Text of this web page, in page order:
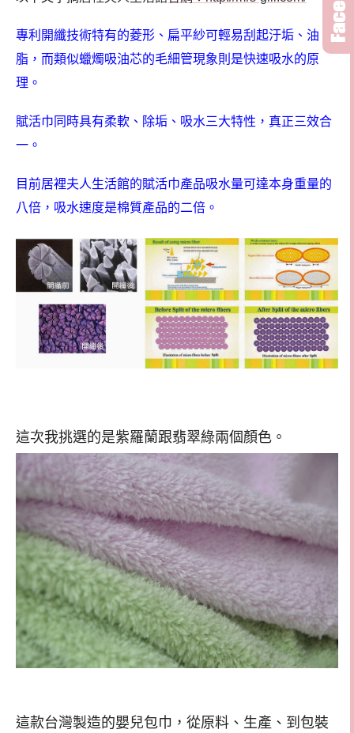
專利開纖技術特有的菱形、扁平紗可輕易刮起汙垢、油
脂，而類似蠟燭吸油芯的毛細管現象則是快速吸水的原
理。
賦活巾同時具有柔軟、除垢、吸水三大特性，真正三效合
一。
目前居裡夫人生活館的賦活巾產品吸水量可達本身重量的
八倍，吸水速度是棉質產品的二倍。
這次我挑選的是紫羅蘭跟翡翠綠兩個顏色。
這款台灣製造的嬰兒包巾，從原料、生產、到包裝